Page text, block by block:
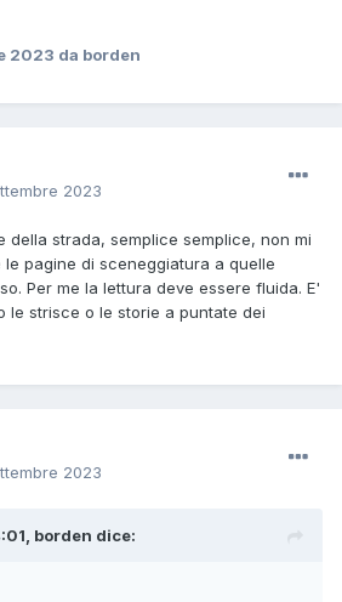
2023 da borden
2023
della strada, semplice semplice, non mi
pagine di sceneggiatura a quelle
Per me la lettura deve essere fluida. E'
le strisce o le storie a puntate dei
2023
borden dice: